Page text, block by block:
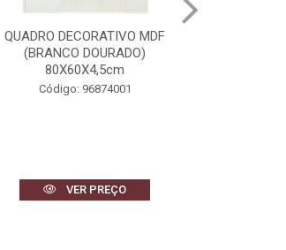
QUADRO DECORATIVO MDF
(BRANCO DOURADO)
80X60X4,5cm
Código: 96874001
VER PREÇO